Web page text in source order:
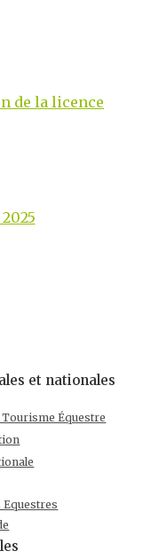
de la licence
et nationales
Équestre
Equestres